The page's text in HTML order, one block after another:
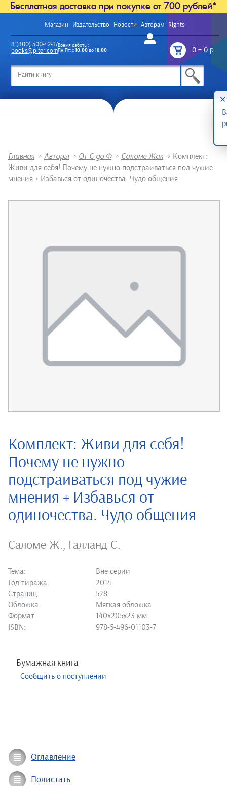
Бесплатная доставка при покупке от 700 рублей*
Магазин Издательство Новости Авторам Rights
Войти
0=0 р.
8 (800) 500-42-17
books@piter.com
Время работы:
Пн-Пт: с10:00до18:00
Главная > Авторы > От С до Ф > Саломе Жак > Комплект:
Живи для себя! Почему не нужно подстраиваться под чужие
мнения + Избавься от одиночества. Чудо общения
Комплект: Живи для себя!
Почему не нужно
подстраиваться под чужие
мнения + Избавься от
одиночества. Чудо общения
Саломе Ж., Галланд С.
Тема:
Вне серии
Год тиража:
2014
Страниц:
528
Обложка:
Мягкая обложка
Формат:
140х205х23 мм
ISBN:
978-5-496-01103-7
Бумажная книга
Сообщить о поступлении
Оглавление
Полистать
✕